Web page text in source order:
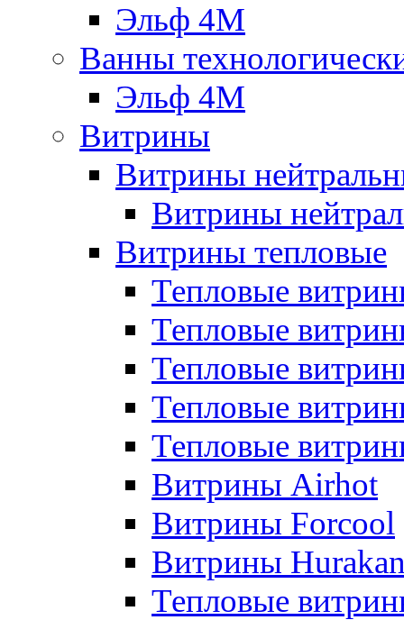
Эльф 4М
Ванны
Эльф 4М
Витрины
Витрины
Витрины
Витрины тепловые
Тепловые
Тепловые
Тепловые
Тепловые
Тепловые
Витрины Airhot
Витрины Forcool
Витрины
Тепловые